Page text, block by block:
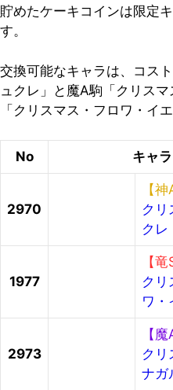
貯めたケーキコインは限定
す。
交換可能なキャラは、コス
ュクレ」と魔A駒「クリス
「クリスマス・フロワ・イ
No キャラ
2970
【神
クリ
クレ
1977
【竜
クリ
ワ・
2973
【魔
クリ
ナガ